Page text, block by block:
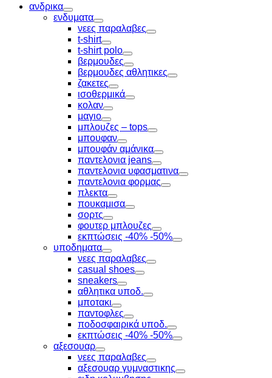
ανδρικα
Toggle
ενδυματα
Toggle
νεες παραλαβες
Toggle
t-shirt
Toggle
t-shirt polo
Toggle
βερμουδες
Toggle
βερμουδες αθλητικες
Toggle
ζακετες
Toggle
ισοθερμικά
Toggle
κολαν
Toggle
μαγιο
Toggle
μπλουζες – tops
Toggle
μπουφαν
Toggle
μπουφάν αμάνικα
Toggle
παντελονια jeans
Toggle
παντελονια υφασματινα
Toggle
παντελονια φορμας
Toggle
πλεκτα
Toggle
πουκαμισα
Toggle
σορτς
Toggle
φουτερ μπλουζες
Toggle
εκπτώσεις -40% -50%
Toggle
υποδηματα
Toggle
νεες παραλαβες
Toggle
casual shoes
Toggle
sneakers
Toggle
αθλητικα υποδ.
Toggle
μποτακι
Toggle
παντοφλες
Toggle
ποδοσφαιρικά υποδ.
Toggle
εκπτώσεις -40% -50%
Toggle
αξεσουαρ
Toggle
νεες παραλαβες
Toggle
αξεσουαρ γυμναστικης
Toggle